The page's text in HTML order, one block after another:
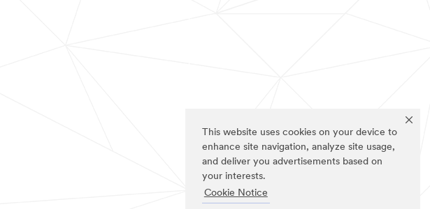
This website uses cookies on your device to
enhance site navigation, analyze site usage,
and deliver you advertisements based on
your interests.
Cookie Notice